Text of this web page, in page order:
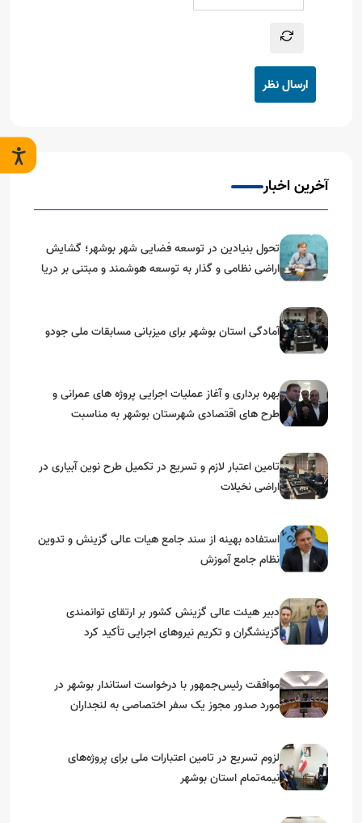
ارسال نظر
آخرین اخبار
تحول بنیادین در توسعه فضایی شهر بوشهر؛ گشایش
اراضی نظامی و گذار به توسعه هوشمند و مبتنی بر دریا
آمادگی استان بوشهر برای میزبانی مسابقات ملی جودو
بهره برداری و آغاز عملیات اجرایی پروژه های عمرانی و
طرح های اقتصادی شهرستان بوشهر به مناسبت
تامین اعتبار لازم و تسریع در تکمیل طرح نوین آبیاری در
اراضی نخیلات
استفاده بهینه از سند جامع هیات عالی گزینش و‌ تدوین
نظام جامع آموزش
دبیر هیئت عالی گزینش کشور بر ارتقای توانمندی
گزینشگران و تکریم نیروهای اجرایی تأکید کرد
موافقت رئیس‌جمهور با درخواست استاندار بوشهر در
مورد صدور مجوز یک سفر اختصاصی به لنجداران
لزوم تسریع در تامین اعتبارات ملی برای پروژه‌های
نیمه‌تمام استان بوشهر